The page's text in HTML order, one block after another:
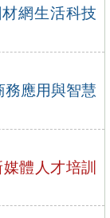
網生活科技
應用與智慧
體人才培訓